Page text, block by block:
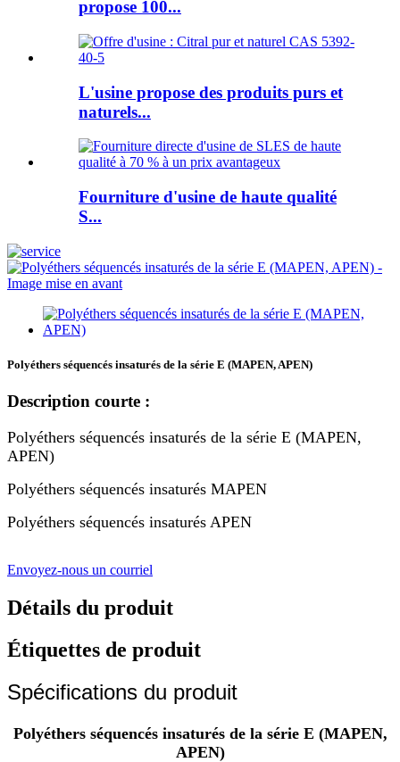
propose 100...
L'usine propose des produits purs et
naturels...
Fourniture d'usine de haute qualité
S...
Polyéthers séquencés insaturés de la série E (MAPEN, APEN)
Description courte :
Polyéthers séquencés insaturés de la série E (MAPEN,
APEN)
Polyéthers séquencés insaturés MAPEN
Polyéthers séquencés insaturés APEN
Envoyez-nous un courriel
Détails du produit
Étiquettes de produit
Spécifications du produit
Polyéthers séquencés insaturés de la série E (MAPEN,
APEN)